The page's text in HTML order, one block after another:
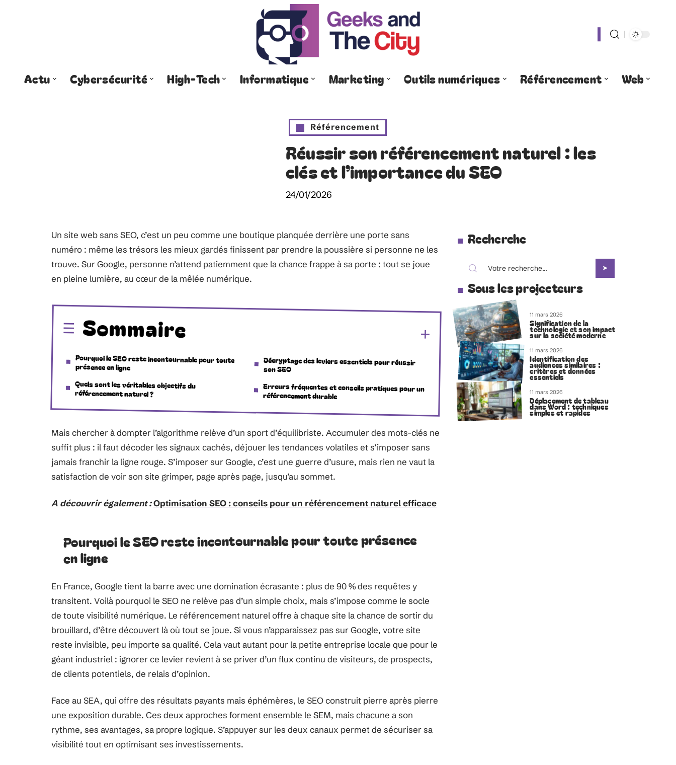
Actu Cybersécurité High-Tech Informatique Marketing Outils numériques Référencement Web
Référencement
Réussir son référencement naturel : les
clés et l’importance du SEO
24/01/2026
Un site web sans SEO, c’est un peu comme une boutique planquée derrière une porte sans
numéro : même les trésors les mieux gardés finissent par prendre la poussière si personne ne les
trouve. Sur Google, personne n’attend patiemment que la chance frappe à sa porte : tout se joue
en pleine lumière, au cœur de la mêlée numérique.
Sommaire
Pourquoi le SEO reste incontournable pour toute
présence en ligne
Quels sont les véritables objectifs du
référencement naturel ?
Décryptage des leviers essentiels pour réussir
son SEO
Erreurs fréquentes et conseils pratiques pour un
référencement durable
Mais chercher à dompter l’algorithme relève d’un sport d’équilibriste. Accumuler des mots-clés ne
suffit plus : il faut décoder les signaux cachés, déjouer les tendances volatiles et s’imposer sans
jamais franchir la ligne rouge. S’imposer sur Google, c’est une guerre d’usure, mais rien ne vaut la
satisfaction de voir son site grimper, page après page, jusqu’au sommet.
A découvrir également :Optimisation SEO : conseils pour un référencement naturel efficace
Pourquoi le SEO reste incontournable pour toute présence
en ligne
En France, Google tient la barre avec une domination écrasante : plus de 90 % des requêtes y
transitent. Voilà pourquoi le SEO ne relève pas d’un simple choix, mais s’impose comme le socle
de toute visibilité numérique. Le référencement naturel offre à chaque site la chance de sortir du
brouillard, d’être découvert là où tout se joue. Si vous n’apparaissez pas sur Google, votre site
reste invisible, peu importe sa qualité. Cela vaut autant pour la petite entreprise locale que pour le
géant industriel : ignorer ce levier revient à se priver d’un flux continu de visiteurs, de prospects,
de clients potentiels, de relais d’opinion.
Face au SEA, qui offre des résultats payants mais éphémères, le SEO construit pierre après pierre
une exposition durable. Ces deux approches forment ensemble le SEM, mais chacune a son
rythme, ses avantages, sa propre logique. S’appuyer sur les deux canaux permet de sécuriser sa
visibilité tout en optimisant ses investissements.
Recherche
Sous les projecteurs
11 mars 2026
Signification de la
technologie et son impact
sur la société moderne
11 mars 2026
Identification des
audiences similaires :
critères et données
essentiels
11 mars 2026
Déplacement de tableau
dans Word : techniques
simples et rapides